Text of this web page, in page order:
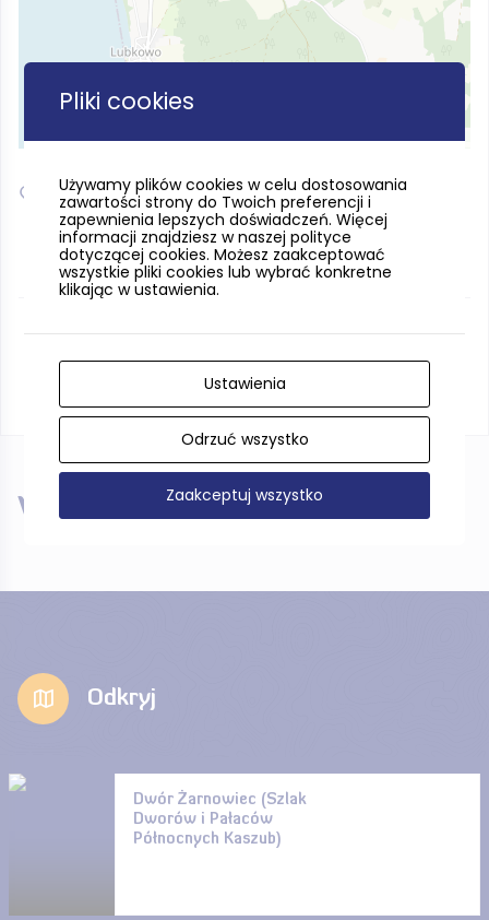
Leaflet| ©OpenStreetMapcontributors
54.787565, 18.081882
W pobliżu
Odkryj
Dwór Żarnowiec (Szlak
Dworów i Pałaców
Północnych Kaszub)
Pliki cookies
Używamy plików cookies w celu dostosowania
zawartości strony do Twoich preferencji i
zapewnienia lepszych doświadczeń. Więcej
informacji znajdziesz w naszej polityce
dotyczącej cookies. Możesz zaakceptować
wszystkie pliki cookies lub wybrać konkretne
klikając w ustawienia.
Ustawienia
Odrzuć wszystko
Zaakceptuj wszystko